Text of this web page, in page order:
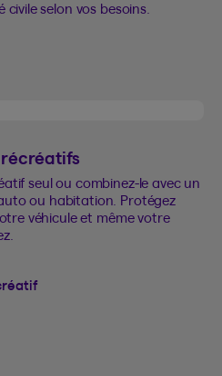
selon vos besoins.
seul ou combinez-le avec un
ou habitation. Protégez
véhicule et même votre